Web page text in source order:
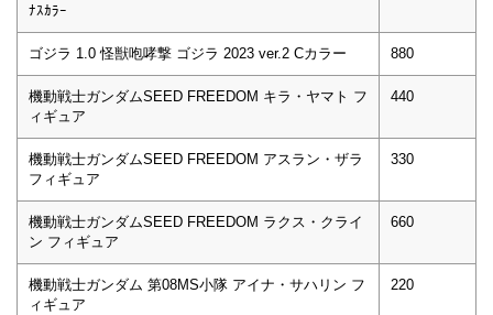
ﾅｽｶﾗｰ
ゴジラ 1.0 怪獣咆哮撃 ゴジラ 2023 ver.2 Cカラー 880
機動戦士ガンダムSEED FREEDOM キラ・ヤマト フ
ィギュア
440
機動戦士ガンダムSEED FREEDOM アスラン・ザラ
フィギュア
330
機動戦士ガンダムSEED FREEDOM ラクス・クライ
ン フィギュア
660
機動戦士ガンダム 第08MS小隊 アイナ・サハリン フ
ィギュア
220